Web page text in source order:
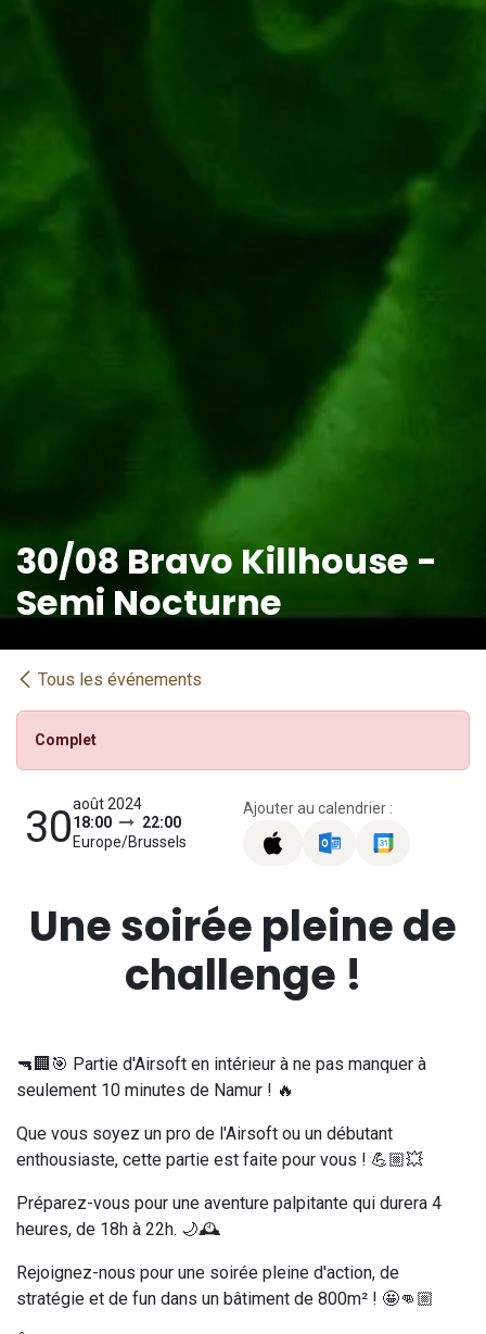
30/08 Bravo Killhouse -
Semi Nocturne
Tous les événements
Complet
30août 2024
18:00
22:00
Europe/Brussels
Ajouter au calendrier :
Une soirée pleine de
challenge !
🔫🏢🎯 Partie d'Airsoft en intérieur à ne pas manquer à
seulement 10 minutes de Namur ! 🔥
Que vous soyez un pro de l'Airsoft ou un débutant
enthousiaste, cette partie est faite pour vous ! 💪🏼💥
Préparez-vous pour une aventure palpitante qui durera 4
heures, de 18h à 22h. 🌙🕰️
Rejoignez-nous pour une soirée pleine d'action, de
stratégie et de fun dans un bâtiment de 800m² ! 🤩👊🏼